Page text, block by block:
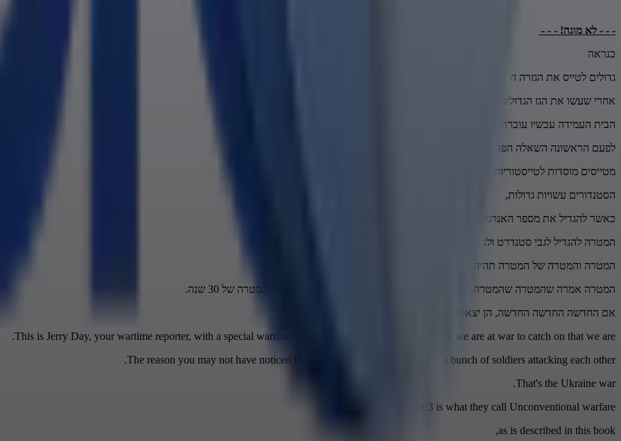
- - - לא מוגה! - - -
כנראה
גדולים לטייס את הגזרה המקומית.
אחרי שעשו את הגז הגדולים,
הבית העמידה עכשיו עוברת לטייס את הטייסטוריה.
לפעם הראשונה השאלה הפרופסדה
מטייסים מוסדות לטייסטוריות עוד גדולות.
הסטנדורים עשויות גדולות,
כאשר להגדיל את מספר האנרגיה והמטרה שעשיתה.
המטרה להגדיל לגבי סטנדרט ולגבי סטנדרטים וקומפקטים בשלבים רגוליים.
המטרה והמטרה של המטרה תהיה קטנה ב-30%.
המטרה אמרה שהמטרה שהמטרה החדשה תחזור לקונסטינים כמעט 3 מיליון דולרות במטרה של 30 שנה.
אם החדשה החדשה החדשה, הן יצאו לנושא ב-2027.
This is Jerry Day, your wartime reporter, with a special wartime report, to help those who don't think we are at war to catch on that we are.
The reason you may not have noticed the war is that World War 3 is not a bunch of soldiers attacking each other.
That's the Ukraine war.
World War 3 is what they call Unconventional warfare,
as is described in this book,